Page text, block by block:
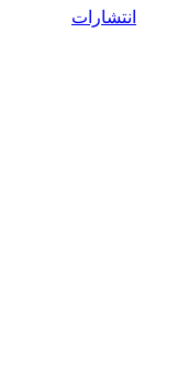
انتشارات